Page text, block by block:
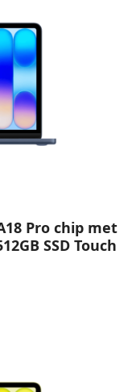
Pro chip met
SSD Touch